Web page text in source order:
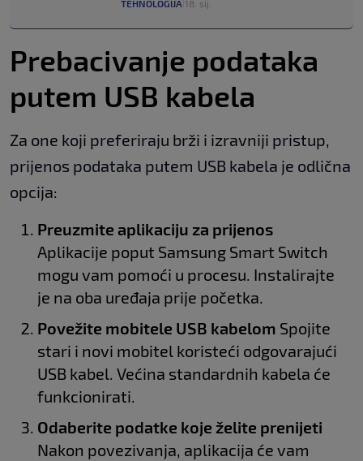
TEHNOLOGIJA 18. sij.
Prebacivanje podataka
putem USB kabela
Za one koji preferiraju brži i izravniji pristup,
prijenos podataka putem USB kabela je odlična
opcija:
Preuzmite aplikaciju za prijenos
Aplikacije poput Samsung Smart Switch
mogu vam pomoći u procesu. Instalirajte
je na oba uređaja prije početka.
Povežite mobitele USB kabelom Spojite
stari i novi mobitel koristeći odgovarajući
USB kabel. Većina standardnih kabela će
funkcionirati.
Odaberite podatke koje želite prenijeti
Nakon povezivanja, aplikacija će vam